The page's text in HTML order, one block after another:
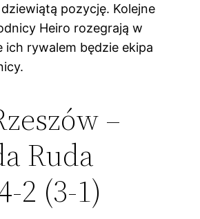
pozycję. Kolejne
Heiro rozegrają w
ich rywalem będzie ekipa
–
Ruda
2 (3-1)